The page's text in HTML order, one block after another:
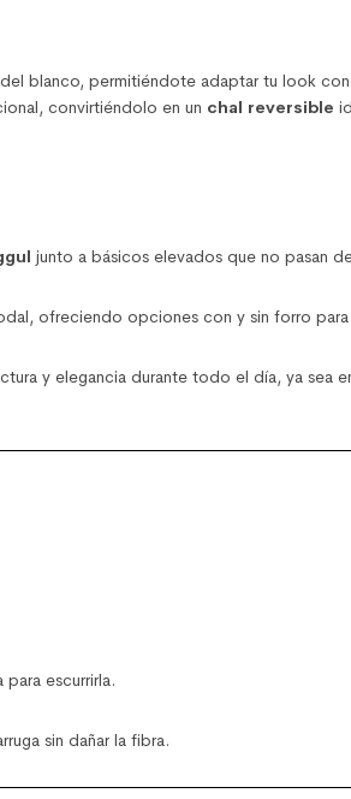
blanco, permitiéndote adaptar tu look
convirtiéndolo en un chal reversible
junto a básicos elevados que no pasan
ofreciendo opciones con y sin forro
y elegancia durante todo el día, ya sea
escurrirla.
sin dañar la fibra.